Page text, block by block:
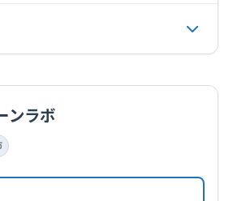
(千葉県) 木更津市
(千葉県) 野田市
(埼玉県) さいたま市浦和区
槻区
区
宮区
(埼玉県) さいたま市中央区
ンラボ